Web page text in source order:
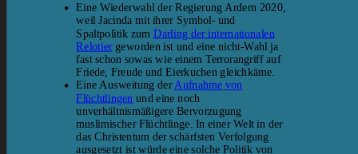
Eine Wiederwahl der Regierung Ardern 2020,
weil Jacinda mit ihrer Symbol- und
Spaltpolitik zum Darling der internationalen
Relotiergeworden ist und eine nicht-Wahl ja
fast schon sowas wie einem Terrorangriff auf
Friede, Freude und Eierkuchen gleichkäme.
Eine Ausweitung derAufnahme von
Flüchtlingen und eine noch
unverhältnismäßigere Bervorzugung
muslimischer Flüchtlinge. In einer Welt in der
das Christentum der schärfsten Verfolgung
ausgesetzt ist würde eine solche Politik von